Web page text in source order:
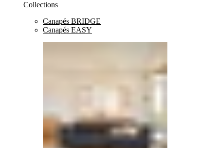
Collections
Canapés BRIDGE
Canapés EASY